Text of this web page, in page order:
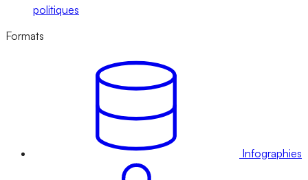
politiques
Formats
Infographies